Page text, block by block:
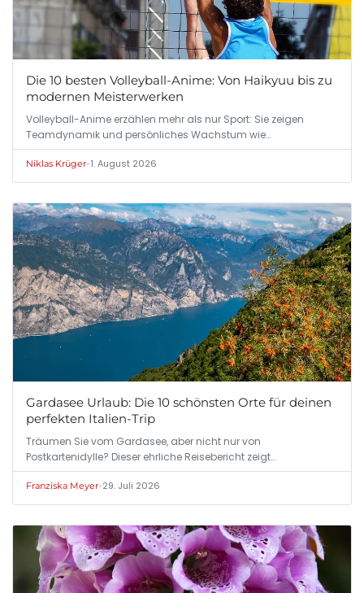
Die 10 besten Volleyball-Anime: Von Haikyuu bis zu
modernen Meisterwerken
Volleyball-Anime erzählen mehr als nur Sport: Sie zeigen
Teamdynamik und persönliches Wachstum wie…
Niklas Krüger•1. August 2026
Gardasee Urlaub: Die 10 schönsten Orte für deinen
perfekten Italien-Trip
Träumen Sie vom Gardasee, aber nicht nur von
Postkartenidylle? Dieser ehrliche Reisebericht zeigt…
Franziska Meyer•29. Juli 2026